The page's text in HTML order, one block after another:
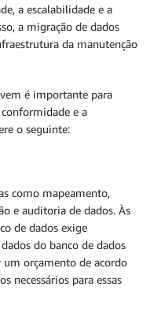
a escalabilidade e a
a migração de dados
da manutenção
é importante para
e a
o seguinte:
como mapeamento,
e auditoria de dados. Às
de dados exige
do banco de dados
um orçamento de acordo
necessários para essas